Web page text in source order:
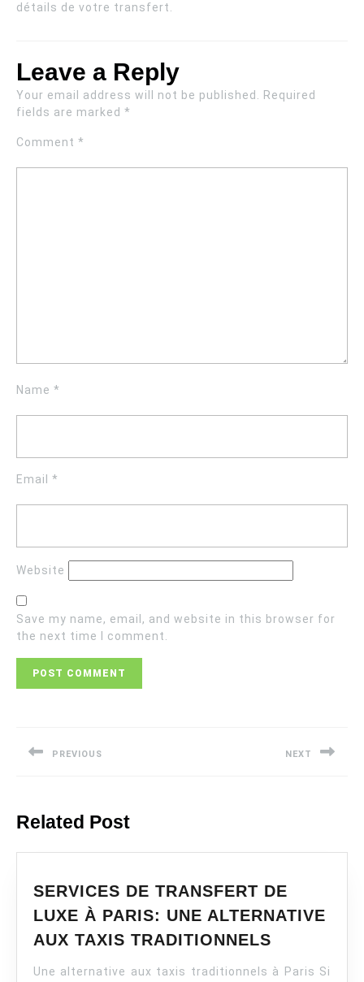
détails de votre transfert.
Leave a Reply
Your email address will not be published.
Required
fields are marked *
Comment *
Name *
Email *
Website
Save my name, email, and website in this browser for
the next time I comment.
PREVIOUS NEXT
Related Post
SERVICES DE TRANSFERT DE
LUXE À PARIS: UNE ALTERNATIVE
AUX TAXIS TRADITIONNELS
Une alternative aux taxis traditionnels à Paris Si